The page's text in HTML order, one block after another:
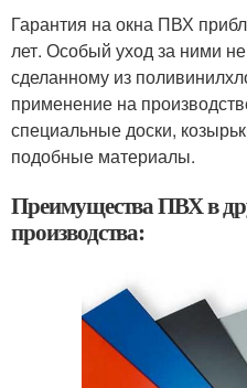
Гарантия на окна ПВХ
лет. Особый уход за ними
сделанному из
применение на
специальные доски,
подобные материалы.
Преимущества ПВХ в
производства: